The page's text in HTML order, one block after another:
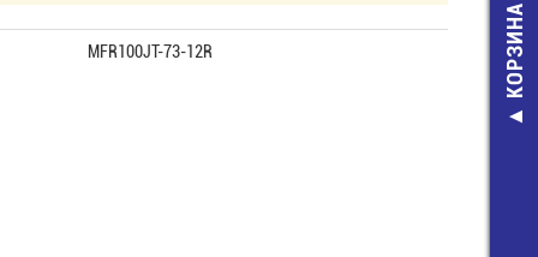
КОРЗИНА
MFR100JT-73-12R